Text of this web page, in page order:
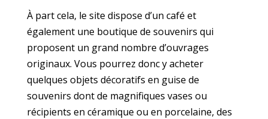
À part cela, le site dispose d’un café et
également une boutique de souvenirs qui
proposent un grand nombre d’ouvrages
originaux. Vous pourrez donc y acheter
quelques objets décoratifs en guise de
souvenirs dont de magnifiques vases ou
récipients en céramique ou en porcelaine, des